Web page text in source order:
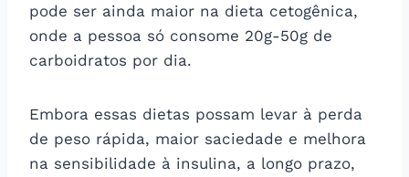
pode ser ainda maior na dieta cetogênica,
onde a pessoa só consome 20g-50g de
carboidratos por dia.
Embora essas dietas possam levar à perda
de peso rápida, maior saciedade e melhora
na sensibilidade à insulina, a longo prazo,